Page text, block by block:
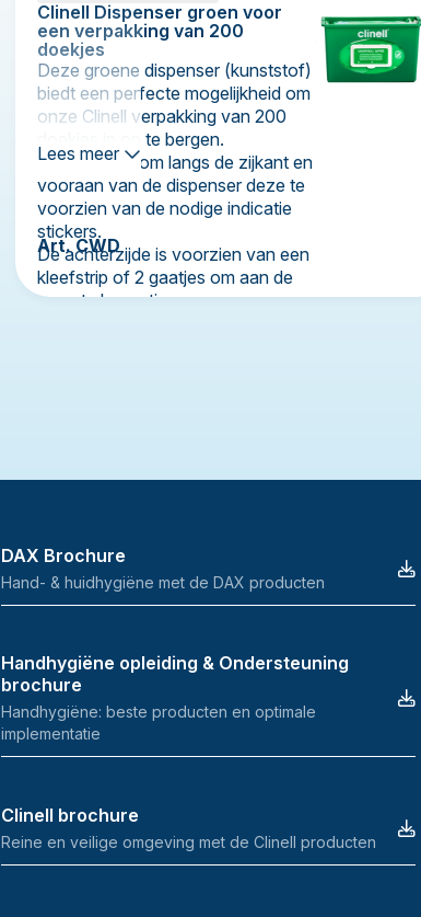
Clinell Dispenser groen voor
een verpakking van 200
doekjes
Deze groene dispenser (kunststof)
biedt een perfecte mogelijkheid om
onze Clinell verpakking van 200
doekjes in op te bergen.
Mogelijkheid om langs de zijkant en
vooraan van de dispenser deze te
voorzien van de nodige indicatie
stickers.
De achterzijde is voorzien van een
kleefstrip of 2 gaatjes om aan de
muur te bevestigen
Lees meer
Art. CWD
DAX Brochure
Hand- & huidhygiëne met de DAX producten
Handhygiëne opleiding & Ondersteuning
brochure
Handhygiëne: beste producten en optimale
implementatie
Clinell brochure
Reine en veilige omgeving met de Clinell producten